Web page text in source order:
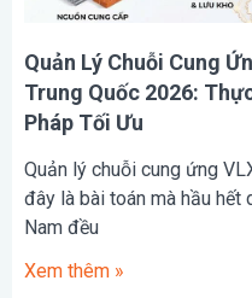
Quản Lý Chuỗi Cung
Trung Quốc 2026:
Pháp Tối Ưu
Quản lý chuỗi cung ứng
đây là bài toán mà hầu hết
Nam đều
Xem thêm »